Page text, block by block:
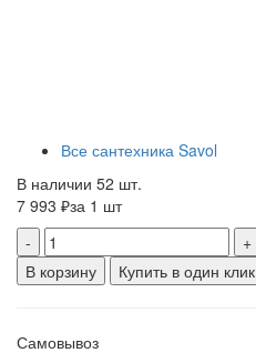
Все сантехника Savol
В наличии 52 шт.
7 993 ₽за 1 шт
-
+
В корзину
Купить в один клик
Самовывоз